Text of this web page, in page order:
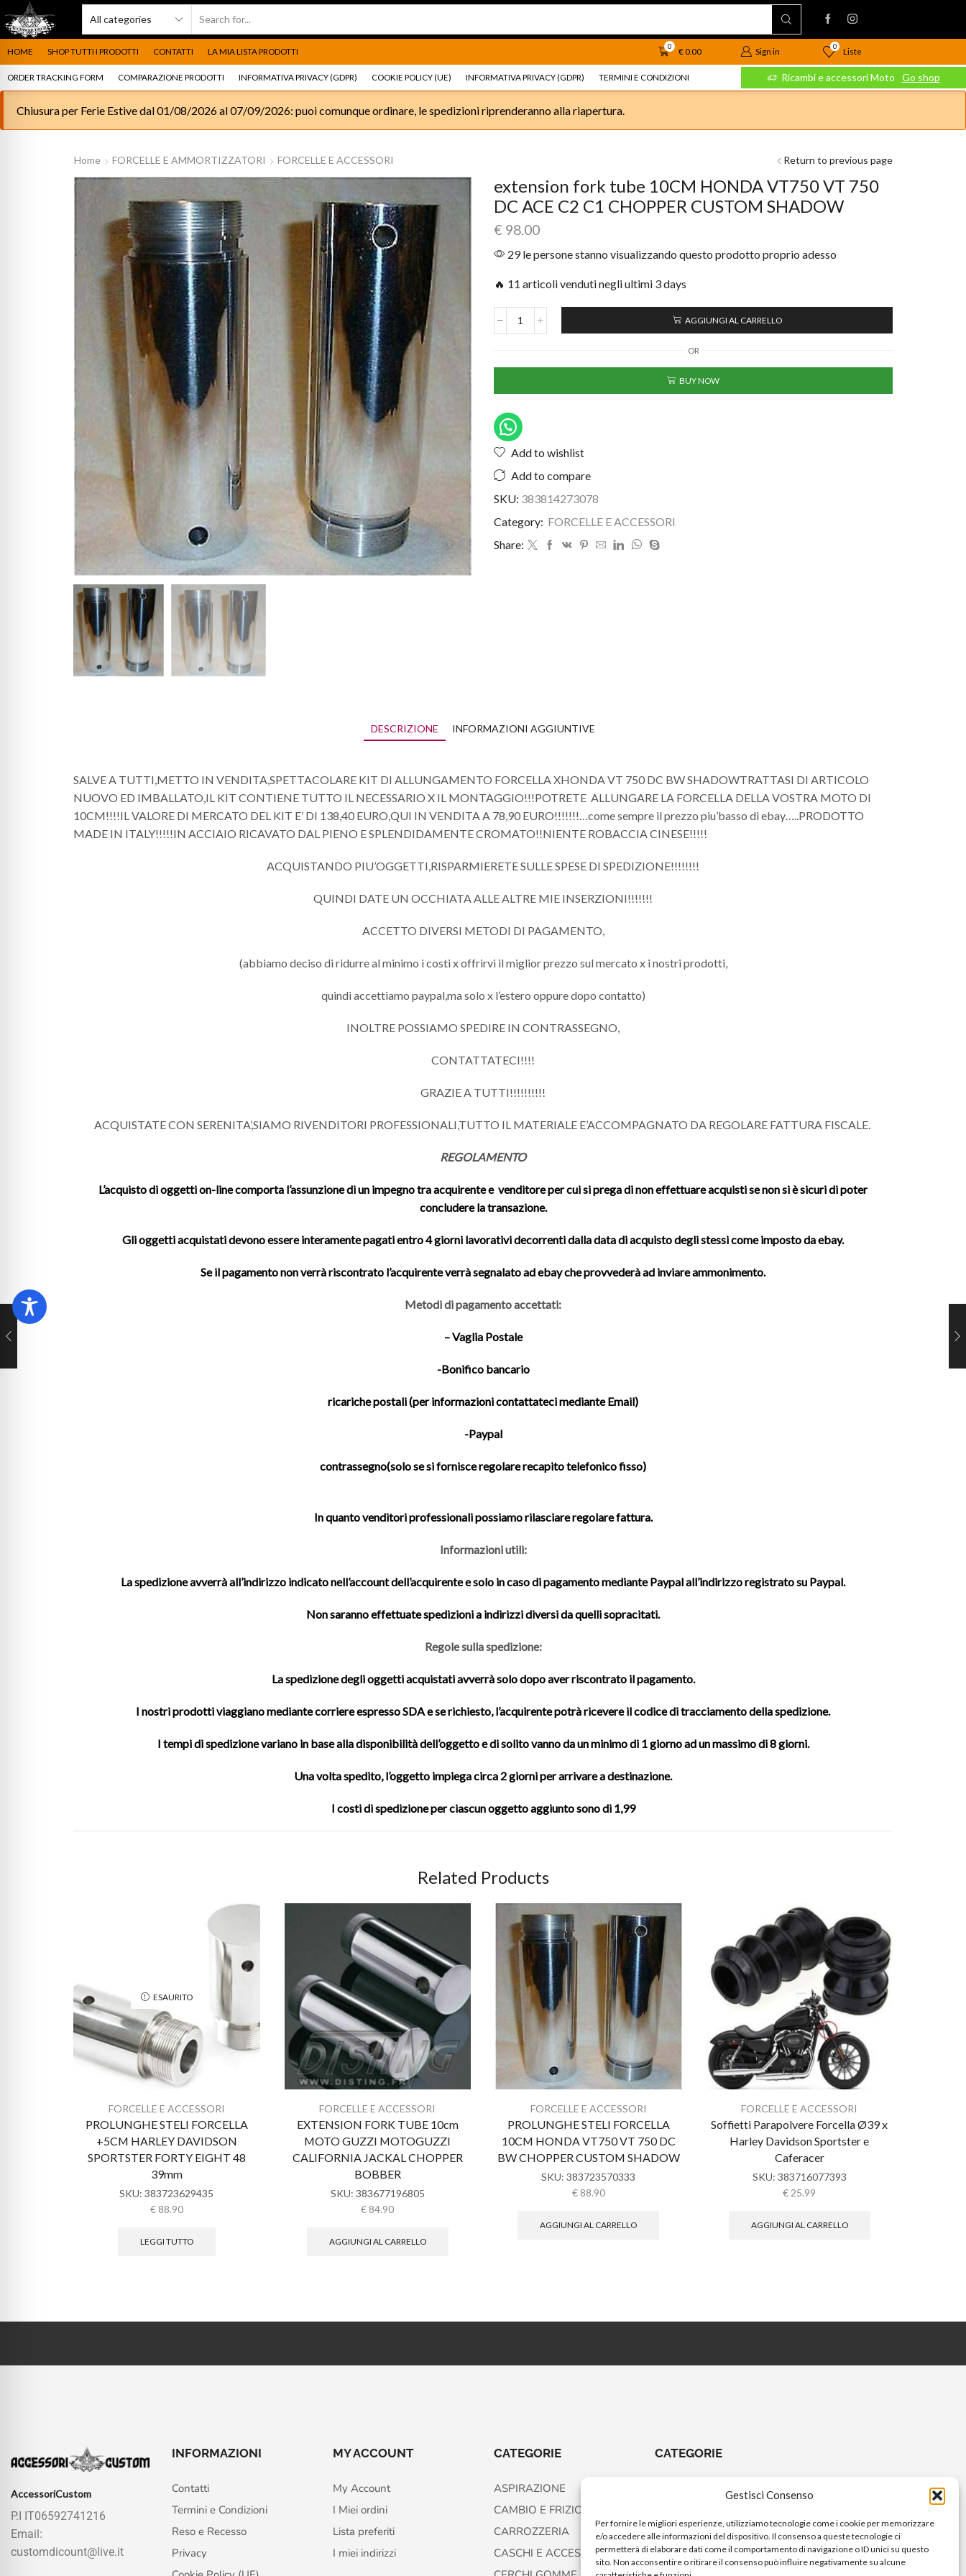
Gestisci Consenso
Per fornire le migliori esperienze, utilizziamo tecnologie come i cookie per memorizzare
e/o accedere alle informazioni del dispositivo. Il consenso a queste tecnologie ci
permetterà di elaborare dati come il comportamento di navigazione o ID unici su questo
sito. Non acconsentire o ritirare il consenso può influire negativamente su alcune
HOME SHOP TUTTI I PRODOTTI CONTATTI LA MIA LISTA PRODOTTI
0
€0.00 Sign in
0
Liste
ORDER TRACKING FORM COMPARAZIONE PRODOTTI INFORMATIVA PRIVACY (GDPR) COOKIE POLICY (UE) INFORMATIVA PRIVACY (GDPR) TERMINI E CONDIZIONI
Ricambi e accessori Moto Go shop Ricambi e accessori Moto Go shop Ricambi e accessori Moto Go shop
Chiusura per Ferie Estive dal 01/08/2026 al 07/09/2026: puoi comunque ordinare, le spedizioni riprenderanno alla riapertura.
Home FORCELLE E AMMORTIZZATORI FORCELLE E ACCESSORI Return to previous page
extension fork tube 10CM HONDA VT750 VT 750
DC ACE C2 C1 CHOPPER CUSTOM SHADOW
€ 98.00
29 le persone stanno visualizzando questo prodotto proprio adesso
🔥 11 articoli venduti negli ultimi 3 days
AGGIUNGI AL CARRELLO
OR
BUY NOW
Add to wishlist
Add to compare
SKU: 383814273078
Category: FORCELLE E ACCESSORI
Share:
DESCRIZIONE INFORMAZIONI AGGIUNTIVE
SALVE A TUTTI,METTO IN VENDITA,SPETTACOLARE KIT DI ALLUNGAMENTO FORCELLA XHONDA VT 750 DC BW SHADOWTRATTASI DI ARTICOLO
NUOVO ED IMBALLATO,IL KIT CONTIENE TUTTO IL NECESSARIO X IL MONTAGGIO!!!POTRETE ALLUNGARE LA FORCELLA DELLA VOSTRA MOTO DI
10CM!!!!IL VALORE DI MERCATO DEL KIT E’ DI 138,40 EURO,QUI IN VENDITA A 78,90 EURO!!!!!!!…come sempre il prezzo piu’basso di ebay…..PRODOTTO
MADE IN ITALY!!!!!IN ACCIAIO RICAVATO DAL PIENO E SPLENDIDAMENTE CROMATO!!NIENTE ROBACCIA CINESE!!!!!
ACQUISTANDO PIU’OGGETTI,RISPARMIERETE SULLE SPESE DI SPEDIZIONE!!!!!!!!
QUINDI DATE UN OCCHIATA ALLE ALTRE MIE INSERZIONI!!!!!!!
ACCETTO DIVERSI METODI DI PAGAMENTO,
(abbiamo deciso di ridurre al minimo i costi x offrirvi il miglior prezzo sul mercato x i nostri prodotti,
quindi accettiamo paypal,ma solo x l’estero oppure dopo contatto)
INOLTRE POSSIAMO SPEDIRE IN CONTRASSEGNO,
CONTATTATECI!!!!
GRAZIE A TUTTI!!!!!!!!!!
ACQUISTATE CON SERENITA’,SIAMO RIVENDITORI PROFESSIONALI,TUTTO IL MATERIALE E’ACCOMPAGNATO DA REGOLARE FATTURA FISCALE.
REGOLAMENTO
L’acquisto di oggetti on-line comporta l’assunzione di un impegno tra acquirente e venditore per cui si prega di non effettuare acquisti se non si è sicuri di poter
concludere la transazione.
Gli oggetti acquistati devono essere interamente pagati entro 4 giorni lavorativi decorrenti dalla data di acquisto degli stessi come imposto da ebay.
Se il pagamento non verrà riscontrato l’acquirente verrà segnalato ad ebay che provvederà ad inviare ammonimento.
Metodi di pagamento accettati:
– Vaglia Postale
-Bonifico bancario
ricariche postali (per informazioni contattateci mediante Email)
-Paypal
contrassegno(solo se si fornisce regolare recapito telefonico fisso)
In quanto venditori professionali possiamo rilasciare regolare fattura.
Informazioni utili:
La spedizione avverrà all’indirizzo indicato nell’account dell’acquirente e solo in caso di pagamento mediante Paypal all’indirizzo registrato su Paypal.
Non saranno effettuate spedizioni a indirizzi diversi da quelli sopracitati.
Regole sulla spedizione:
La spedizione degli oggetti acquistati avverrà solo dopo aver riscontrato il pagamento.
I nostri prodotti viaggiano mediante corriere espresso SDA e se richiesto, l’acquirente potrà ricevere il codice di tracciamento della spedizione.
I tempi di spedizione variano in base alla disponibilità dell’oggetto e di solito vanno da un minimo di 1 giorno ad un massimo di 8 giorni.
Una volta spedito, l’oggetto impiega circa 2 giorni per arrivare a destinazione.
I costi di spedizione per ciascun oggetto aggiunto sono di 1,99
Related Products
ESAURITO
FORCELLE E ACCESSORI
PROLUNGHE STELI FORCELLA
+5CM HARLEY DAVIDSON
SPORTSTER FORTY EIGHT 48
39mm
SKU:383723629435
€88.90
LEGGI TUTTO
FORCELLE E ACCESSORI
EXTENSION FORK TUBE 10cm
MOTO GUZZI MOTOGUZZI
CALIFORNIA JACKAL CHOPPER
BOBBER
SKU: 383677196805
€ 84.90
AGGIUNGI AL CARRELLO
FORCELLE E ACCESSORI
PROLUNGHE STELI FORCELLA
10CM HONDA VT750 VT 750 DC
BW CHOPPER CUSTOM SHADOW
SKU:383723570333
€88.90
AGGIUNGI AL CARRELLO
FORCELLE E ACCESSORI
Soffietti Parapolvere Forcella Ø39 x
Harley Davidson Sportster e
Caferacer
SKU: 383716077393
€ 25.99
AGGIUNGI AL CARRELLO
AccessoriCustom
P.I IT06592741216
Email:
customdicount@live.it
INFORMAZIONI
Contatti
Termini e Condizioni
Reso e Recesso
Privacy
MY ACCOUNT
My Account
I Miei ordini
Lista preferiti
I miei indirizzi
CATEGORIE
ASPIRAZIONE
CAMBIO E FRIZIONE
CARROZZERIA
CASCHI E ACCESSORI
CATEGORIE
CHIAVI E ATTREZZI
COMANDI MANUBRIO
ELETTRICO